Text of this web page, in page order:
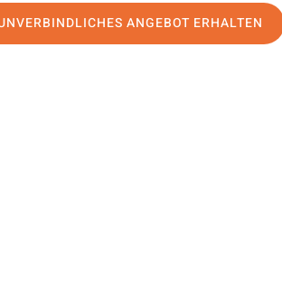
ANGEBOT ERHALTEN